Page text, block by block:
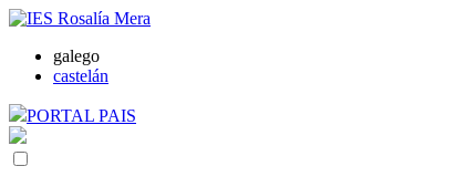
galego
castelán
PORTAL PAIS